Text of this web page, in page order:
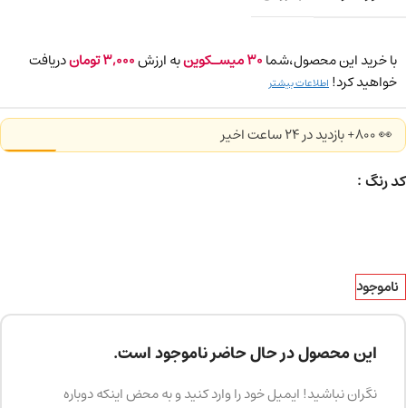
با خرید این محصول،شما30میسـکوینبه ارزش3,000توماندریافت
خواهید کرد! اطلاعات بیشتر
👀 800+ بازدید در ۲۴ ساعت اخیر
کد رنگ
ناموجود
این محصول در حال حاضر ناموجود است.
نگران نباشید! ایمیل خود را وارد کنید و به محض اینکه دوباره